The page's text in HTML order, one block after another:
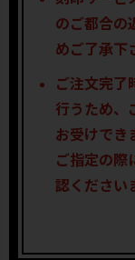
のご都合の
めご了承下
ご注文完了
行うため、
お受けでき
ご指定の際
認ください